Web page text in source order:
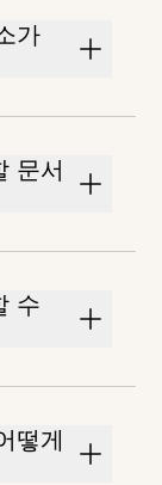
가
문서
수
떻게